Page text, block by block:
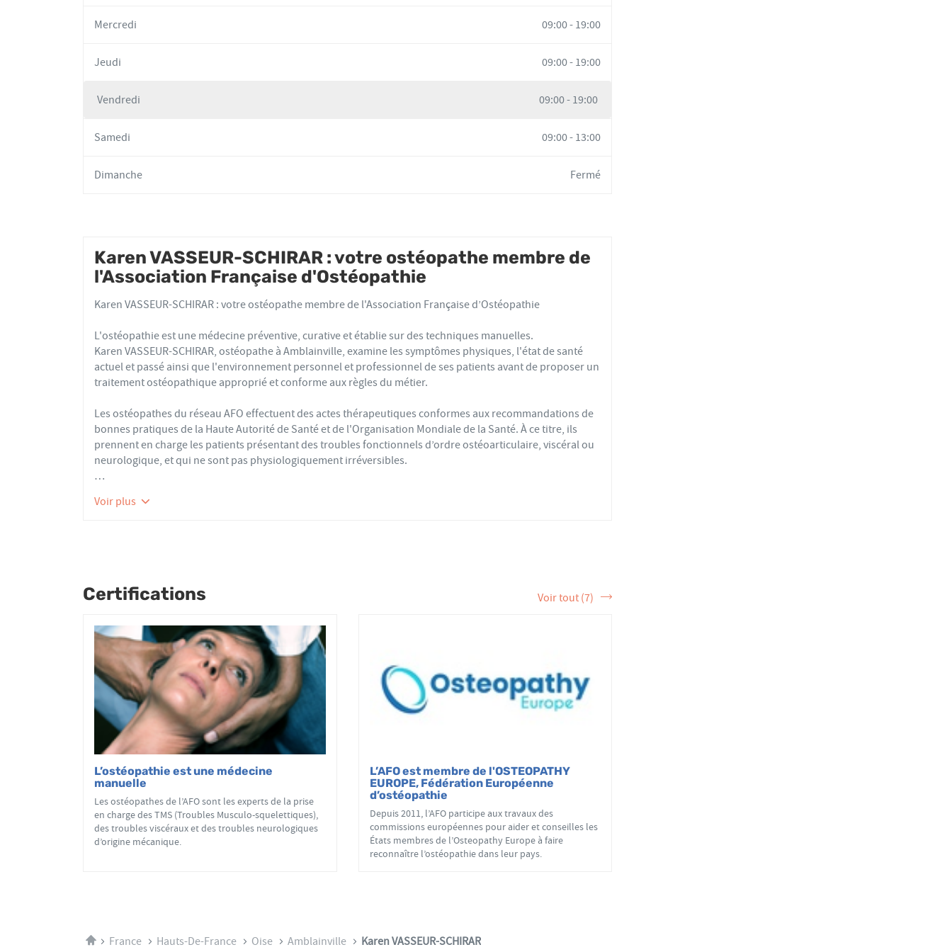
Mercredi 09:00- 19:00
Jeudi 09:00- 19:00
Horaires
d'aujourd'hui
Vendredi 09:00- 19:00
Samedi 09:00- 13:00
Dimanche Fermé
Karen VASSEUR-SCHIRAR : votre ostéopathe membre de
l'Association Française d'Ostéopathie
Karen VASSEUR-SCHIRAR : votre ostéopathe membre de l'Association Française d’Ostéopathie
L'ostéopathie est une médecine préventive, curative et établie sur des techniques manuelles.
Karen VASSEUR-SCHIRAR, ostéopathe à Amblainville, examine les symptômes physiques, l'état de santé
actuel et passé ainsi que l'environnement personnel et professionnel de ses patients avant de proposer un
traitement ostéopathique approprié et conforme aux règles du métier.
Les ostéopathes du réseau AFO effectuent des actes thérapeutiques conformes aux recommandations de
bonnes pratiques de la Haute Autorité de Santé et de l'Organisation Mondiale de la Santé. À ce titre, ils
prennent en charge les patients présentant des troubles fonctionnels d’ordre ostéoarticulaire, viscéral ou
neurologique, et qui ne sont pas physiologiquement irréversibles.
tous les patients reçoivent un traitement ostéopathique par mobilisations ou manipulations des sphères
pour avoir le droit d'user du titre d’ostéopathe et d'exercer les actes ostéopathiques.
Voir plus
Certifications
L’ostéopathie est une médecine
manuelle
Les ostéopathes de l’AFO sont les experts de la prise
en charge des TMS (Troubles Musculo-squelettiques),
des troubles viscéraux et des troubles neurologiques
d’origine mécanique.
L’AFO est membre de l'OSTEOPATHY
EUROPE, Fédération Européenne
d’ostéopathie
Depuis 2011, l’AFO participe aux travaux des
commissions européennes pour aider et conseilles les
États membres de l’Osteopathy Europe à faire
reconnaître l’ostéopathie dans leur pays.
Voir tout (7)
AccueilFrance Hauts-De-France Oise Amblainville Karen VASSEUR-SCHIRAR